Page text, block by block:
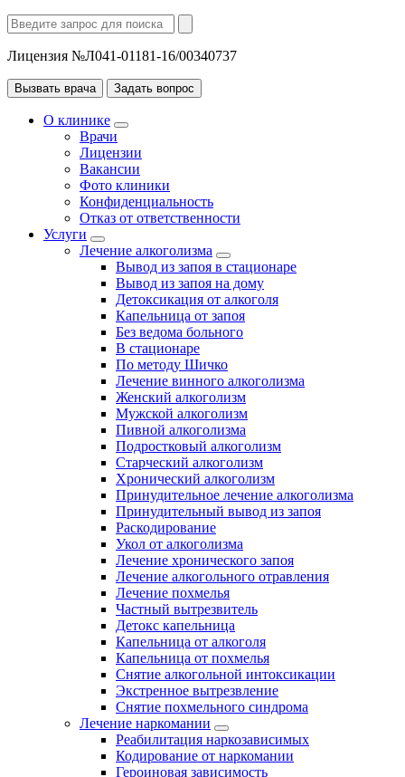
Лицензия №Л041-01181-16/00340737
Вызвать врача Задать вопрос
О клинике
Врачи
Лицензии
Вакансии
Фото клиники
Конфиденциальность
Отказ от ответственности
Услуги
Лечение алкоголизма
Вывод из запоя в стационаре
Вывод из запоя на дому
Детоксикация от алкоголя
Капельница от запоя
Без ведома больного
В стационаре
По методу Шичко
Лечение винного алкоголизма
Женский алкоголизм
Мужской алкоголизм
Пивной алкоголизма
Подростковый алкоголизм
Старческий алкоголизм
Хронический алкоголизм
Принудительное лечение алкоголизма
Принудительный вывод из запоя
Раскодирование
Укол от алкоголизма
Лечение хронического запоя
Лечение алкогольного отравления
Лечение похмелья
Частный вытрезвитель
Детокс капельница
Капельница от алкоголя
Капельница от похмелья
Снятие алкогольной интоксикации
Экстренное вытрезвление
Снятие похмельного синдрома
Лечение наркомании
Реабилитация наркозависимых
Кодирование от наркомании
Героиновая зависимость